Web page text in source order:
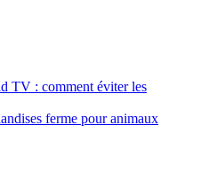
TV : comment éviter les
ferme pour animaux